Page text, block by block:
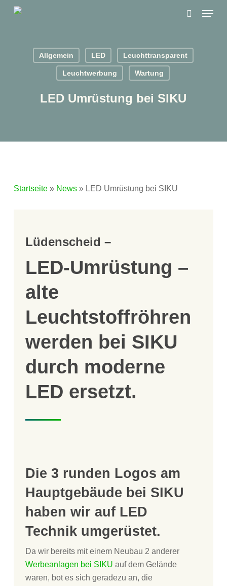
Menu
Allgemein LED Leuchttransparent
Leuchtwerbung Wartung
LED Umrüstung bei SIKU
Startseite» News» LED Umrüstung bei SIKU
Lüdenscheid –
LED-Umrüstung –
alte
Leuchtstoffröhren
werden bei SIKU
durch moderne
LED ersetzt.
Die 3 runden Logos am
Hauptgebäude bei SIKU
haben wir auf LED
Technik umgerüstet.
Da wir bereits mit einem Neubau 2 anderer
Werbeanlagen bei SIKU auf dem Gelände
waren, bot es sich geradezu an, die